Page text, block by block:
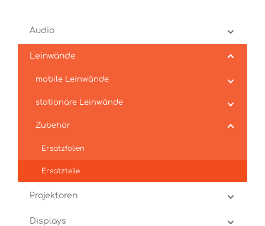
Audio
Leinwände
mobile Leinwände
stationäre Leinwände
Zubehör
Ersatzfolien
Ersatzteile
Projektoren
Displays